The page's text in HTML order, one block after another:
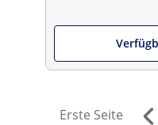
Erste Seite